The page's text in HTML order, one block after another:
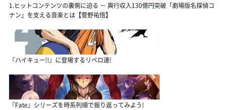
1.ヒットコンテンツの裏側に迫る － 興行収入130億円突破「劇場版名探偵コ
ナン」を支える音楽とは【菅野祐悟】
『ハイキュー!!』に登場するリベロ達!
『Fate』シリーズを時系列順で振り返ってみよう!